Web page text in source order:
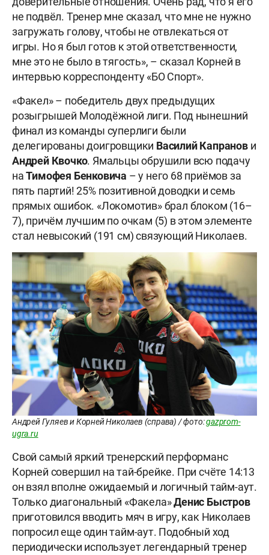
не подвёл. Тренер мне сказал, что мне не нужно
загружать голову, чтобы не отвлекаться от
игры. Но я был готов к этой ответственности,
мне это не было в тягость», – сказал Корней в
интервью корреспонденту «БО Спорт».
«Факел» – победитель двух предыдущих
розыгрышей Молодёжной лиги. Под нынешний
финал из команды суперлиги были
делегированы доигровщики Василий Капранов и
Андрей Квочко. Ямальцы обрушили всю подачу
наТимофея Бенковича – у него 68 приёмов за
пять партий! 25% позитивной доводки и семь
прямых ошибок. «Локомотив» брал блоком (16–
7), причём лучшим по очкам (5) в этом элементе
стал невысокий (191 см) связующий Николаев.
Андрей Гуляев и Корней Николаев (справа) / фото:gazprom-
ugra.ru
Свой самый яркий тренерский перформанс
Корней совершил на тай-брейке. При счёте 14:13
он взял вполне ожидаемый и логичный тайм-аут.
Только диагональный «Факела»Денис Быстров
приготовился вводить мяч в игру, как Николаев
попросил еще один тайм-аут. Подобный ход
периодически использует легендарный тренер